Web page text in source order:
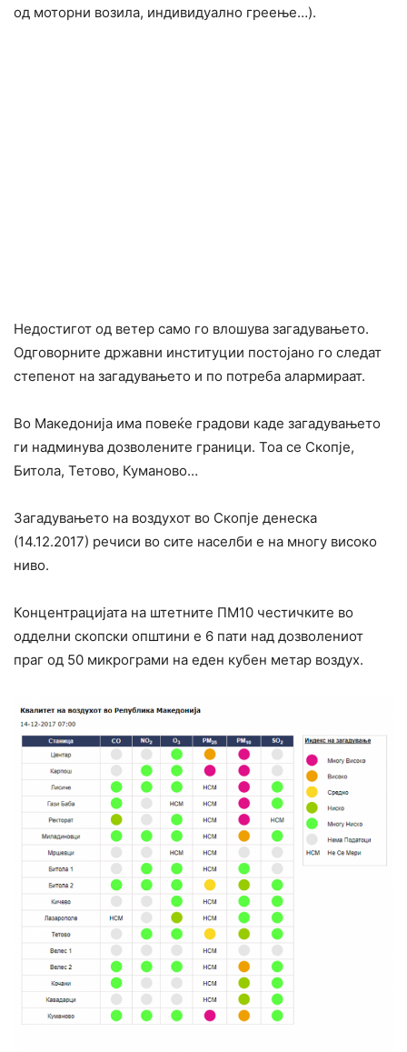
од моторни возила, индивидуално греење…).
Недостигот од ветер само го влошува загадувањето.
Одговорните државни институции постојано го следат
степенот на загадувањето и по потреба алармираат.
Во Македонија има повеќе градови каде загадувањето
ги надминува дозволените граници. Тоа се Скопје,
Битола, Тетово, Куманово…
Загадувањето на воздухот во Скопје денеска
(14.12.2017) речиси во сите населби е на многу високо
ниво.
Концентрацијата на штетните ПМ10 честичките во
одделни скопски општини е 6 пати над дозволениот
праг од 50 микрограми на еден кубен метар воздух.